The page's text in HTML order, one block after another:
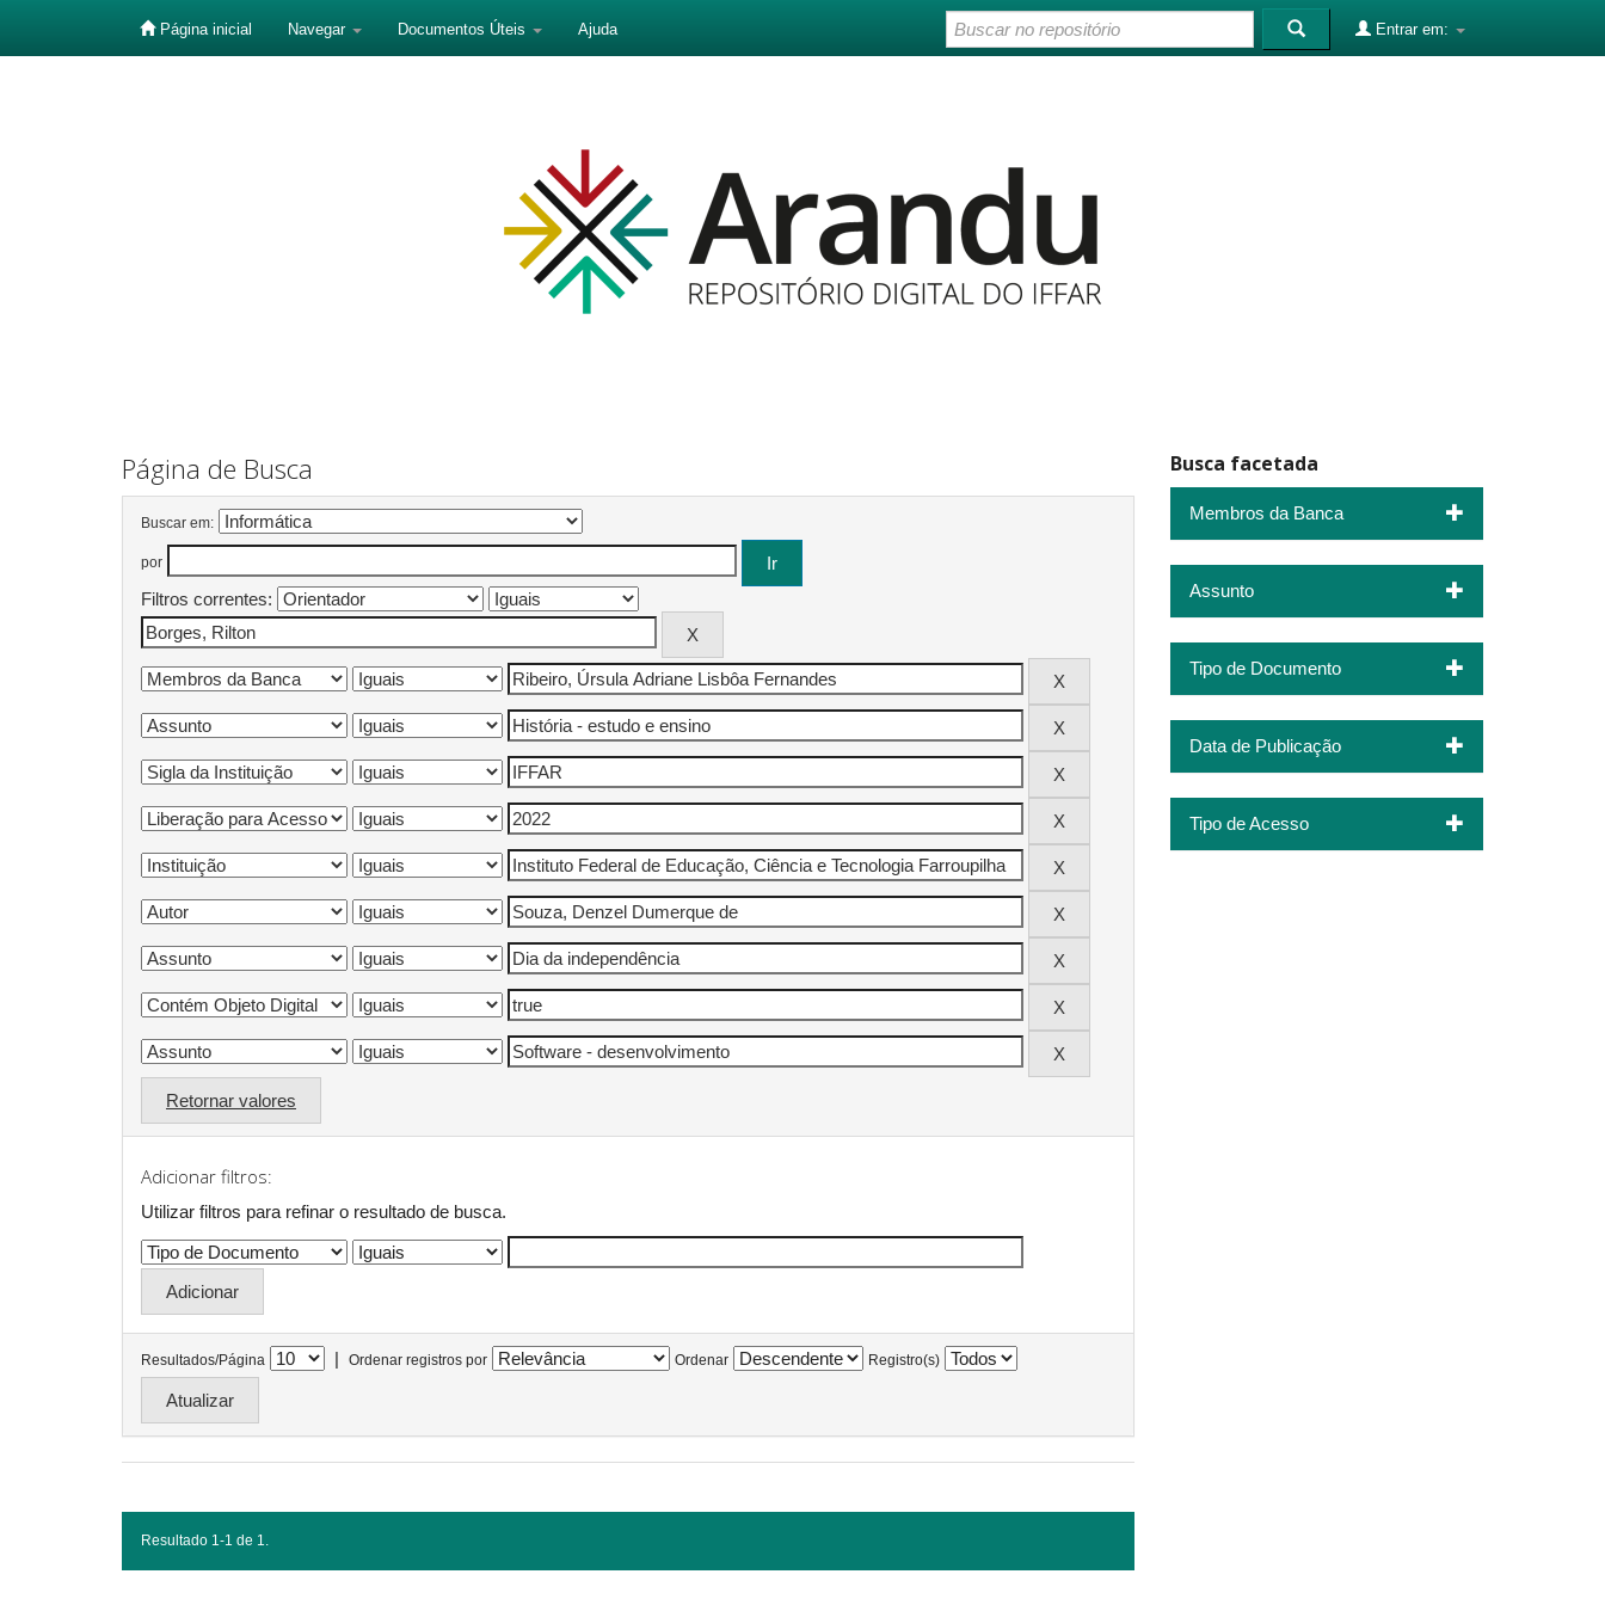
Página inicial Navegar Documentos Úteis Ajuda Entrar em:
Página de Busca
Buscar em:
por
Filtros correntes:
Retornar valores
Adicionar filtros:
Utilizar filtros para refinar o resultado de busca.
Resultados/Página | Ordenar registros por Ordenar Registro(s)
Resultado 1-1 de 1.
Busca facetada
Membros da Banca
Assunto
Tipo de Documento
Data de Publicação
Tipo de Acesso